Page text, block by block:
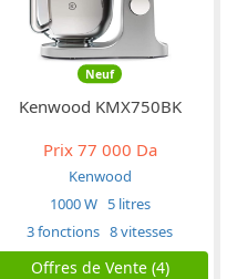
Neuf
Kenwood KMX750BK
Prix77 000 Da
Kenwood
1000 W 5 litres
3 fonctions 8 vitesses
Offres de Vente (4)